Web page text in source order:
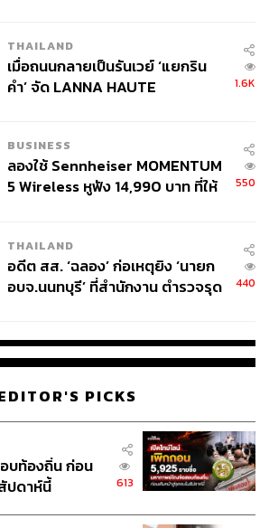
THAILAND
เมื่อถนนกลายเป็นรันเวย์ ‘แยกริน
คำ’ จัด LANNA HAUTE
1.6K
BUSINESS
ลองใช้ Sennheiser MOMENTUM
5 Wireless หูฟัง 14,990 บาท ที่ให้
550
THAILAND
อดีต สส. ‘ฉลอง’ ก่อเหตุยิง ‘นายก
อบจ.นนทบุรี’ ที่สำนักงาน ตำรวจรุด
440
PICKS
บท้องถิ่น ก่อน
ปดาห์นี้
613